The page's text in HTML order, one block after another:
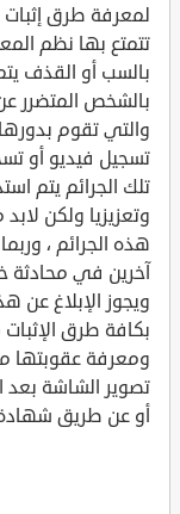
لمعرفة طرق إثبات
تتمتع بها نظم
بالسب أو القذف
بالشخص المتضرر عن
والتي تقوم
تسجيل فيديو أو
تلك الجرائم يتم
وتعزيزيا ولكن
هذه الجرائم ،
آخرين في محادثة
ويجوز الإبلاغ عن
بكافة طرق
ومعرفة عقوبتها
تصوير الشاشة بعد
أو عن طريق شهادة